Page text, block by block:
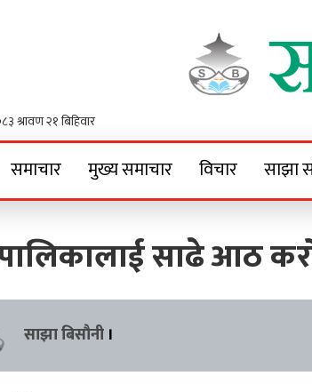
समाचार मुख्य समाचार विचार साझा
साढे आठ
साझा बिसौनी ।